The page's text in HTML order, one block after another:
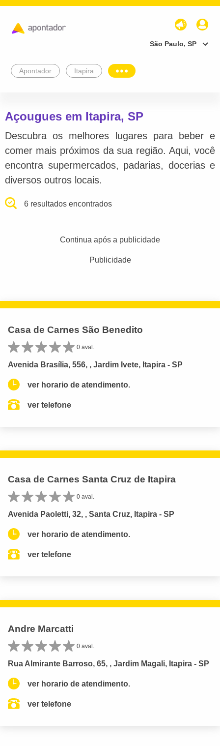
São Paulo, SP
Apontador Itapira
Açougues em Itapira, SP
Descubra os melhores lugares para beber e
comer mais próximos da sua região. Aqui, você
encontra supermercados, padarias, docerias e
diversos outros locais.
6 resultados encontrados
Continua após a publicidade
Publicidade
Casa de Carnes São Benedito
0 aval.
Avenida Brasília, 556, , Jardim Ivete, Itapira - SP
ver horario de atendimento.
ver telefone
Casa de Carnes Santa Cruz de Itapira
0 aval.
Avenida Paoletti, 32, , Santa Cruz, Itapira - SP
ver horario de atendimento.
ver telefone
Andre Marcatti
0 aval.
Rua Almirante Barroso, 65, , Jardim Magali, Itapira - SP
ver horario de atendimento.
ver telefone